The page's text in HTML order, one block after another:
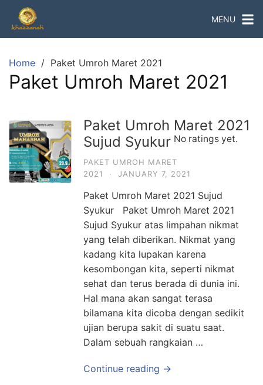
content
MENU
Home Paket Umroh Maret 2021
Paket Umroh Maret 2021
Paket Umroh Maret 2021
Sujud Syukur No ratings yet.
PAKET UMROH MARET
2021
· JANUARY 7, 2021
Paket Umroh Maret 2021 Sujud
Syukur Paket Umroh Maret 2021
Sujud Syukur atas limpahan nikmat
yang telah diberikan. Nikmat yang
kadang kita lupakan karena
kesombongan kita, seperti nikmat
sehat dan terus berada di dunia ini.
Hal mana akan sangat terasa
bilamana kita dicoba dengan sedikit
ujian berupa sakit di suatu saat.
Dalam sebuah rangkaian …
Continue reading →